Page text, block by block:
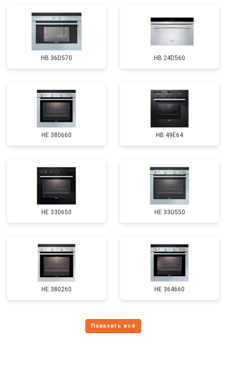
HB 36D570 HB 24D560
HE 380660 HB 49E64
HE 330650 HE 33U550
HE 380260 HE 364660